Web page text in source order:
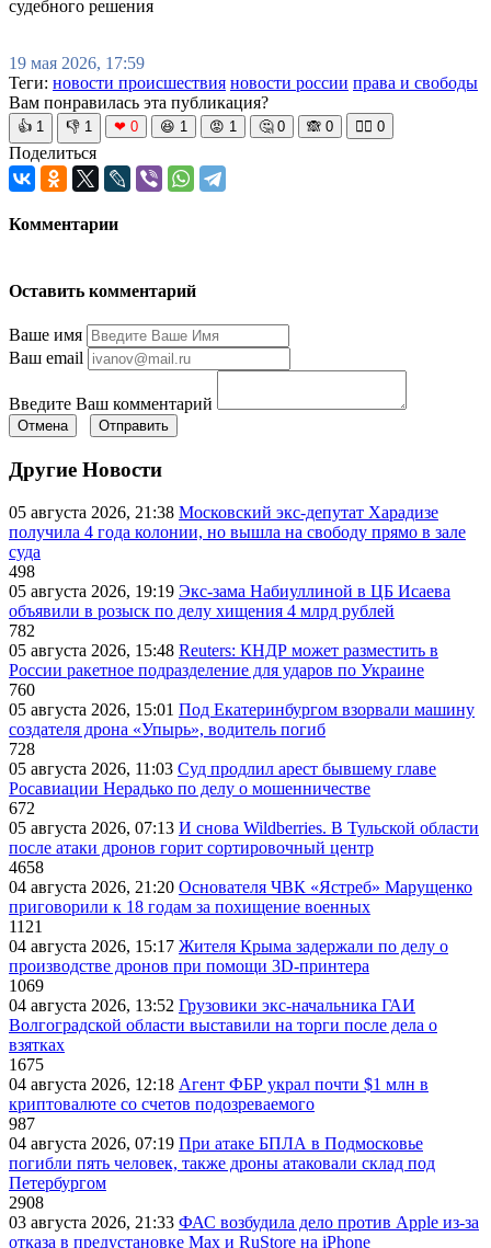
судебного решения
19 мая 2026, 17:59
Теги: новости происшествия новости россии права и свободы
Вам понравилась эта публикация?
👍 1 👎 1 ❤ 0 😆 1 😡 1 🤔 0 🙈 0 🧘‍♀️ 0
Поделиться
Комментарии
Оставить комментарий
Ваше имя
Ваш email
Введите Ваш комментарий
Отмена Отправить
Другие Новости
05 августа 2026, 21:38 Московский экс-депутат Харадизе
получила 4 года колонии, но вышла на свободу прямо в зале
суда
498
05 августа 2026, 19:19 Экс-зама Набиуллиной в ЦБ Исаева
объявили в розыск по делу хищения 4 млрд рублей
782
05 августа 2026, 15:48 Reuters: КНДР может разместить в
России ракетное подразделение для ударов по Украине
760
05 августа 2026, 15:01 Под Екатеринбургом взорвали машину
создателя дрона «Упырь», водитель погиб
728
05 августа 2026, 11:03 Суд продлил арест бывшему главе
Росавиации Нерадько по делу о мошенничестве
672
05 августа 2026, 07:13 И снова Wildberries. В Тульской области
после атаки дронов горит сортировочный центр
4658
04 августа 2026, 21:20 Основателя ЧВК «Ястреб» Марущенко
приговорили к 18 годам за похищение военных
1121
04 августа 2026, 15:17 Жителя Крыма задержали по делу о
производстве дронов при помощи 3D‑принтера
1069
04 августа 2026, 13:52 Грузовики экс-начальника ГАИ
Волгоградской области выставили на торги после дела о
взятках
1675
04 августа 2026, 12:18 Агент ФБР украл почти $1 млн в
криптовалюте со счетов подозреваемого
987
04 августа 2026, 07:19 При атаке БПЛА в Подмосковье
погибли пять человек, также дроны атаковали склад под
Петербургом
2908
03 августа 2026, 21:33 ФАС возбудила дело против Apple из-за
отказа в предустановке Max и RuStore на iPhone